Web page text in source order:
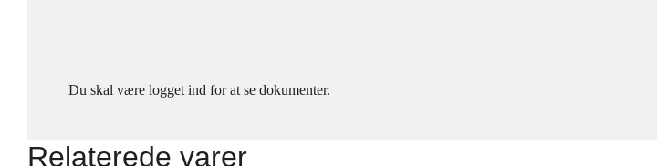
Du skal være logget ind for at se dokumenter.
Relaterede varer